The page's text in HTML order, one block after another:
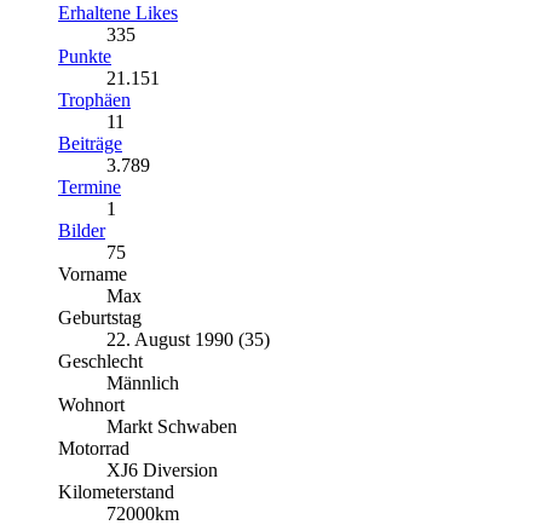
Erhaltene Likes
335
Punkte
21.151
Trophäen
11
Beiträge
3.789
Termine
1
Bilder
75
Vorname
Max
Geburtstag
22. August 1990 (35)
Geschlecht
Männlich
Wohnort
Markt Schwaben
Motorrad
XJ6 Diversion
Kilometerstand
72000km